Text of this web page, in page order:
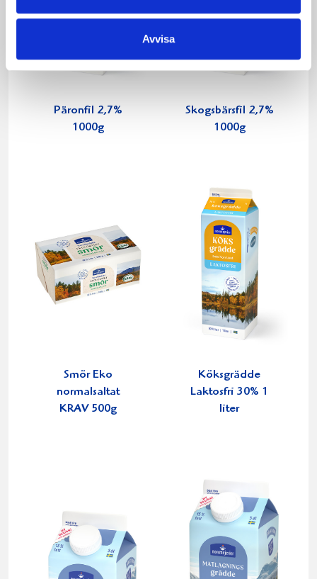
Avvisa
Päronfil 2,7%
1000g
Skogsbärsfil 2,7%
1000g
Smör Eko
normalsaltat
KRAV 500g
Köksgrädde
Laktosfri 30% 1
liter